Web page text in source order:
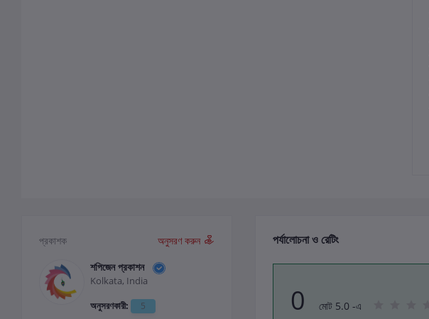
প্রকাশক
অনুসরণ করুন
শপিজেন প্রকাশন
Kolkata, India
অনুসরণকারী:
5
পর্যালোচনা ও রেটিং
0 মোট 5.0 -এ